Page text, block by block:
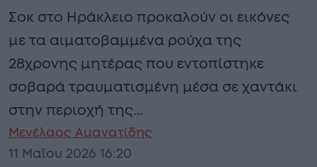
Σοκ στο Ηράκλειο προκαλούν οι εικόνες
με τα αιματοβαμμένα ρούχα της
28χρονης μητέρας που εντοπίστηκε
σοβαρά τραυματισμένη μέσα σε χαντάκι
στην περιοχή της…
Μενέλαος Αμανατίδης
11 Μαΐου 2026 16:20